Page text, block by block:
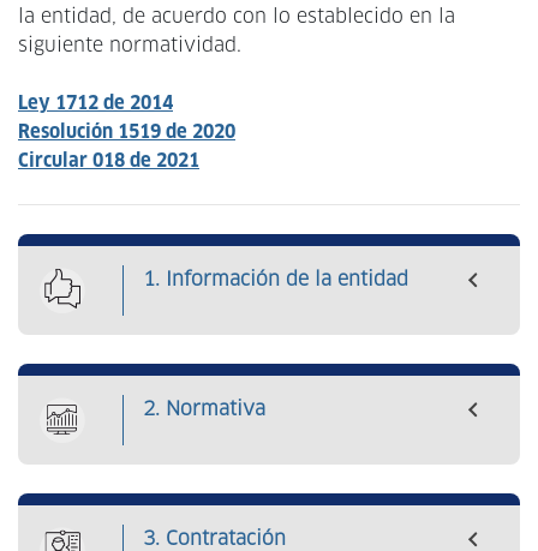
la entidad, de acuerdo con lo establecido en la
siguiente normatividad.
Ley 1712 de 2014
Resolución 1519 de 2020
Circular 018 de 2021
1. Información de la entidad
2. Normativa
3. Contratación